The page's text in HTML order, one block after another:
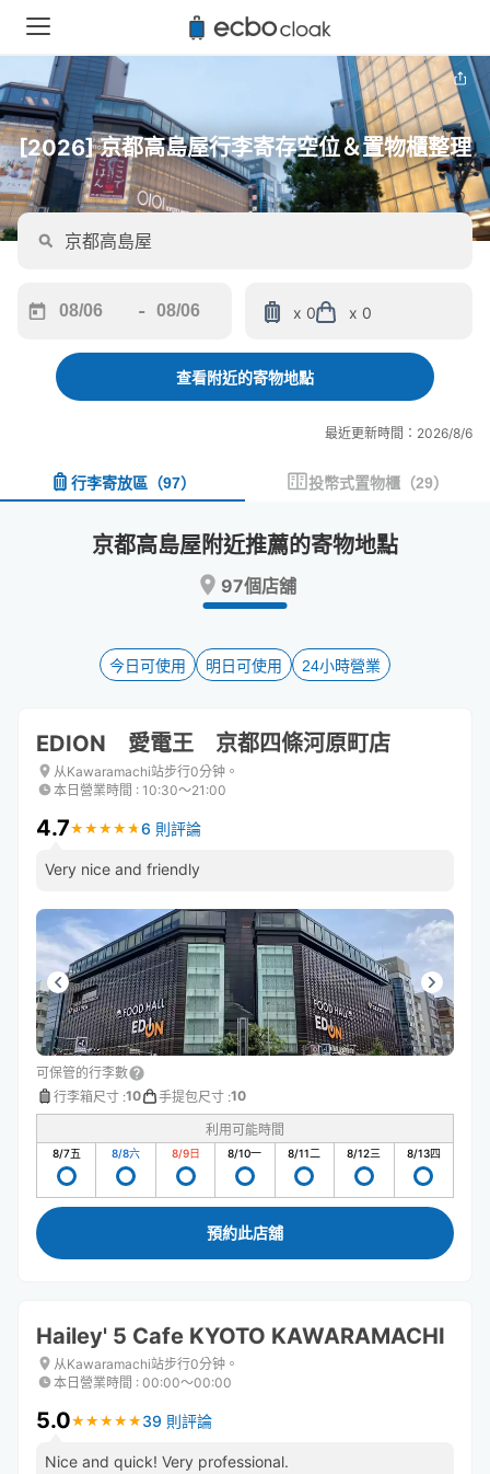
[2026] 京都高島屋行李寄存空位＆置物櫃整理
forward
interact
and
date.
keyboard
shortcuts
for
changing
dates.
-
backward
interact
and
a
date.
key
to
the
keyboard
shortcuts
for
changing
dates.
x 0 x 0
查看附近的寄物地點
最近更新時間：2026/8/6
行李寄放區 （97） 投幣式置物櫃 （29）
京都高島屋附近推薦的寄物地點
97個店舖
今日可使用 明日可使用 24小時營業
EDION 愛電王 京都四條河原町店
从Kawaramachi站步行0分钟。
本日營業時間 : 10:30〜21:00
4.7★ ★ ★ ★ ★
★ ★ ★ ★ ★ 6 則評論
Very nice and friendly
可保管的行李數
行李箱尺寸 :10 手提包尺寸 :10
利用可能時間
8/7五 8/8六 8/9日 8/10一 8/11二 8/12三 8/13四
預約此店舖
Hailey' 5 Cafe KYOTO KAWARAMACHI
从Kawaramachi站步行0分钟。
本日營業時間 : 00:00〜00:00
5.0★ ★ ★ ★ ★
★ ★ ★ ★ ★ 39 則評論
Nice and quick! Very professional.